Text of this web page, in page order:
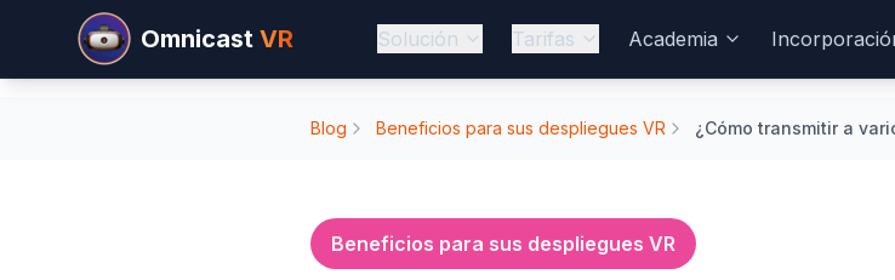
Omnicast VR Solución Tarifas Academia
Blog Beneficios para sus despliegues VR ¿Cómo transmitir a
Beneficios para sus despliegues VR